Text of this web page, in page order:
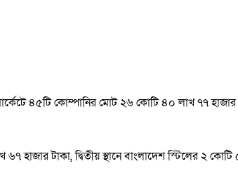
৪৫টি কোম্পানির মোট ২৬ কোটি ৪০ লাখ ৭৭ হাজার
হাজার টাকা, দ্বিতীয় স্থানে বাংলাদেশ স্টিলের ২